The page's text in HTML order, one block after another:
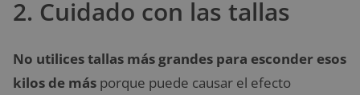
2. Cuidado con las tallas
No utilices tallas más grandes para esconder esos
kilos de más porque puede causar el efecto